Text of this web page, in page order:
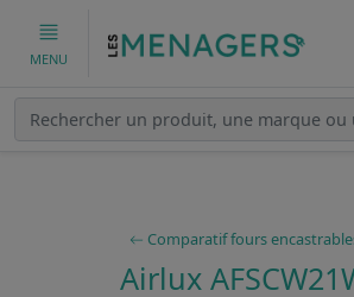
MENU
Comparatif fours
Airlux